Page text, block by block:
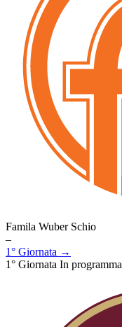
Famila Wuber Schio
–
1° Giornata →
1° Giornata In programma